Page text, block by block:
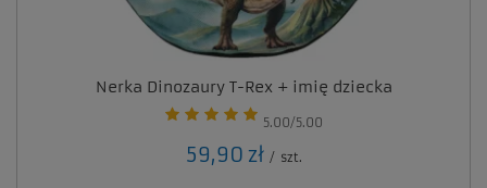
Nerka Dinozaury T-Rex + imię dziecka
5.00/5.00
59,90 zł / szt.